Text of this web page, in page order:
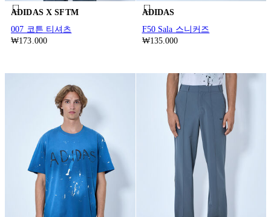
ADIDAS X SFTM
007 코튼 티셔츠
₩173.000
ADIDAS
F50 Sala 스니커즈
₩135.000